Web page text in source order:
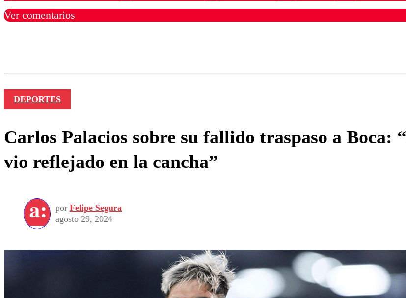
Ver comentarios
DEPORTES
Carlos Palacios sobre su fallido traspaso a Boca:
vio reflejado en la cancha”
por Felipe Segura
agosto 29, 2024